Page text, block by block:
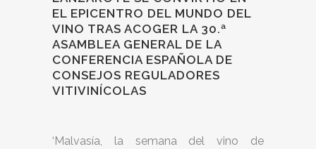
EL EPICENTRO DEL MUNDO DEL
VINO TRAS ACOGER LA 30.ª
ASAMBLEA GENERAL DE LA
CONFERENCIA ESPAÑOLA DE
CONSEJOS REGULADORES
VITIVINÍCOLAS
‘Malvasía, la semana del vino de